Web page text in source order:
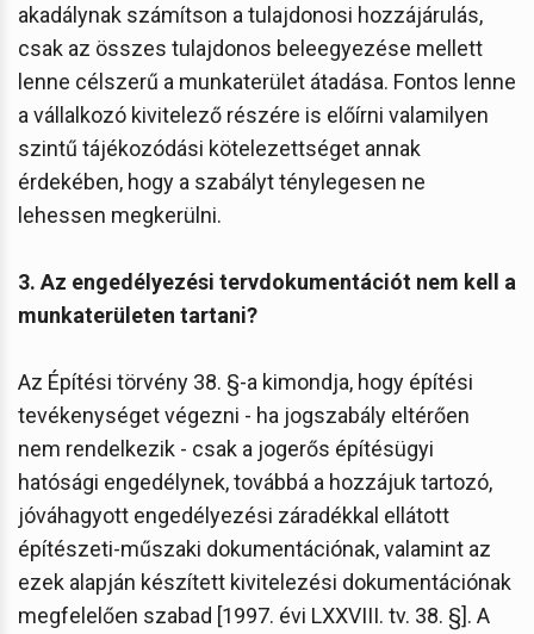
akadálynak számítson a tulajdonosi hozzájárulás,
csak az összes tulajdonos beleegyezése mellett
lenne célszerű a munkaterület átadása. Fontos lenne
a vállalkozó kivitelező részére is előírni valamilyen
szintű tájékozódási kötelezettséget annak
érdekében, hogy a szabályt ténylegesen ne
lehessen megkerülni.
3. Az engedélyezési tervdokumentációt nem kell a
munkaterületen tartani?
Az Építési törvény 38. §-a kimondja, hogy építési
tevékenységet végezni - ha jogszabály eltérően
nem rendelkezik - csak a jogerős építésügyi
hatósági engedélynek, továbbá a hozzájuk tartozó,
jóváhagyott engedélyezési záradékkal ellátott
építészeti-műszaki dokumentációnak, valamint az
ezek alapján készített kivitelezési dokumentációnak
megfelelően szabad [1997. évi LXXVIII. tv. 38. §]. A